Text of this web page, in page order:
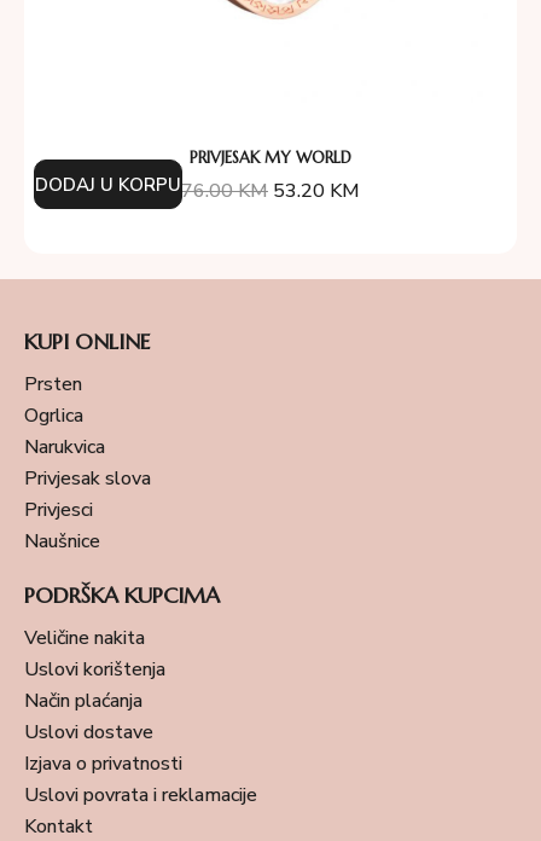
PRIVJESAK MY WORLD
76.00KM 53.20 KM
DODAJ U KORPU
KUPI ONLINE
Prsten
Ogrlica
Narukvica
Privjesak slova
Privjesci
Naušnice
PODRŠKA KUPCIMA
Veličine nakita
Uslovi korištenja
Način plaćanja
Uslovi dostave
Izjava o privatnosti
Uslovi povrata i reklamacije
Kontakt